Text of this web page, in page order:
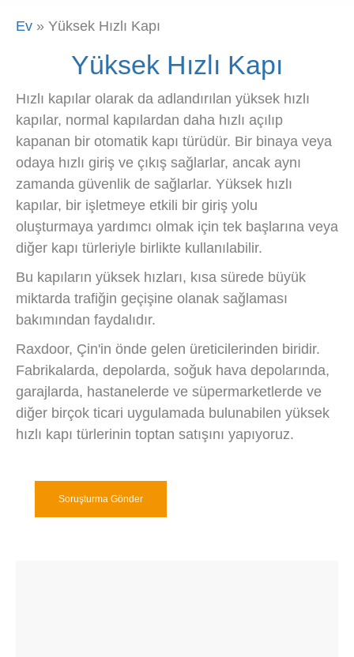
Ev » Yüksek Hızlı Kapı
Yüksek Hızlı Kapı
Hızlı kapılar olarak da adlandırılan yüksek hızlı
kapılar, normal kapılardan daha hızlı açılıp
kapanan bir otomatik kapı türüdür. Bir binaya veya
odaya hızlı giriş ve çıkış sağlarlar, ancak aynı
zamanda güvenlik de sağlarlar. Yüksek hızlı
kapılar, bir işletmeye etkili bir giriş yolu
oluşturmaya yardımcı olmak için tek başlarına veya
diğer kapı türleriyle birlikte kullanılabilir.
Bu kapıların yüksek hızları, kısa sürede büyük
miktarda trafiğin geçişine olanak sağlaması
bakımından faydalıdır.
Raxdoor, Çin'in önde gelen üreticilerinden biridir.
Fabrikalarda, depolarda, soğuk hava depolarında,
garajlarda, hastanelerde ve süpermarketlerde ve
diğer birçok ticari uygulamada bulunabilen yüksek
hızlı kapı türlerinin toptan satışını yapıyoruz.
Soruşturma Gönder